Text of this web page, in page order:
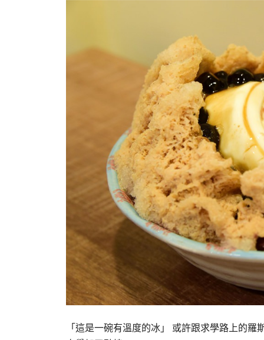
「這是一碗有溫度的冰」 或許跟求學路上的